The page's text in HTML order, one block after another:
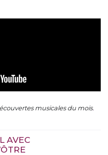
musicales du mois.
AVEC